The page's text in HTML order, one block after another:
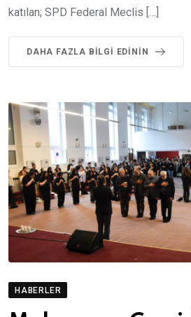
katılan; SPD Federal Meclis […]
DAHA FAZLA BILGI EDININ
HABERLER